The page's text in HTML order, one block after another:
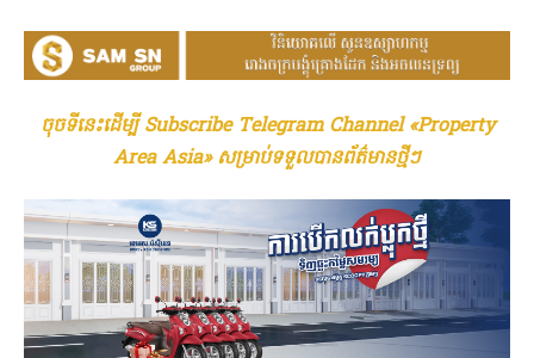
ចុចទីនេះដើម្បី Subscribe Telegram Channel «Property
Area Asia» សម្រាប់ទទួលបានព័ត៌មានថ្មីៗ